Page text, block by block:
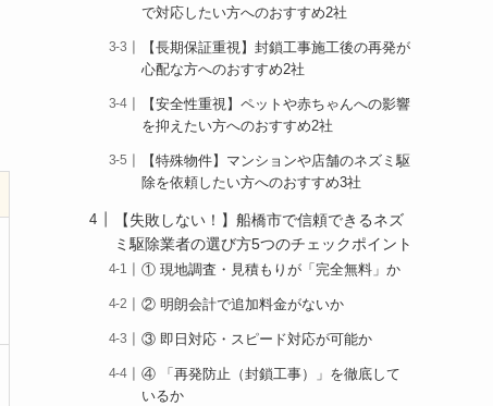
で対応したい方へのおすすめ2社
【長期保証重視】封鎖工事施工後の再発が
心配な方へのおすすめ2社
【安全性重視】ペットや赤ちゃんへの影響
を抑えたい方へのおすすめ2社
【特殊物件】マンションや店舗のネズミ駆
除を依頼したい方へのおすすめ3社
【失敗しない！】船橋市で信頼できるネズ
ミ駆除業者の選び方5つのチェックポイント
① 現地調査・見積もりが「完全無料」か
② 明朗会計で追加料金がないか
③ 即日対応・スピード対応が可能か
④ 「再発防止（封鎖工事）」を徹底して
いるか